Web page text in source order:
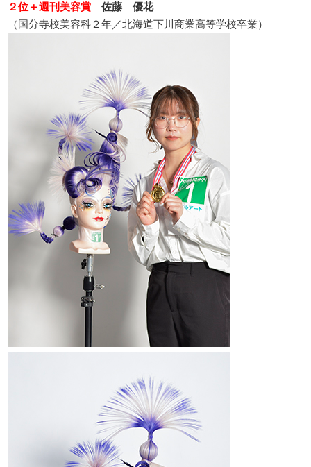
２位＋週刊美容賞 佐藤 優花
（国分寺校美容科２年／北海道下川商業高等学校卒業）